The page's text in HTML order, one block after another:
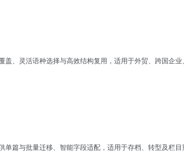
盖、灵活语种选择与高效结构复用，适用于外贸、跨国企
篇与批量迁移、智能字段适配，适用于存档、转型及栏目